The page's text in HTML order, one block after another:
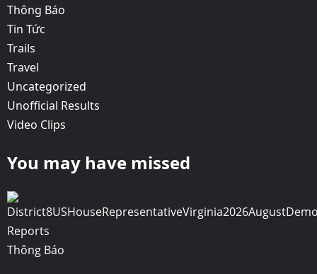
Thông Báo
Tin Tức
Trails
Travel
Uncategorized
Unofficial Results
Video Clips
You may have missed
Reports
Thông Báo